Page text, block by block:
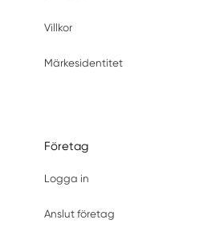
Villkor
Märkesidentitet
Företag
Logga in
Anslut företag